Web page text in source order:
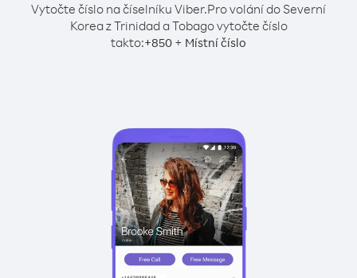
Vytočte číslo na číselníku Viber.Pro volání do Severní
Korea z Trinidad a Tobago vytočte číslo
takto:+850 + Místní číslo